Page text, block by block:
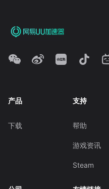
产品
下载
支持
帮助
游戏资讯
Steam